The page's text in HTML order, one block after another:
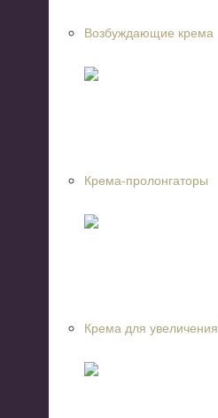
Возбуждающие крема
Крема-пролонгаторы
Крема для увеличения